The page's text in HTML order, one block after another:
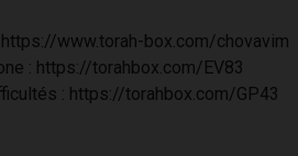
www.torah-box.com/chovavim
: https://torahbox.com/EV83
: https://torahbox.com/GP43